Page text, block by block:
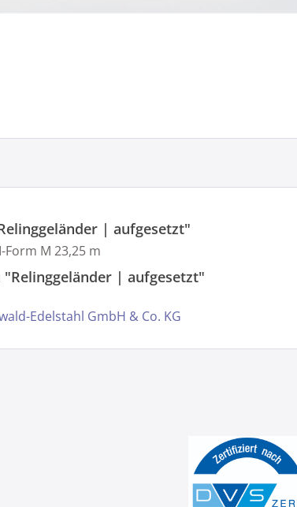
| aufgesetzt"
M 23,25 m
| aufgesetzt"
Edelstahl GmbH & Co. KG